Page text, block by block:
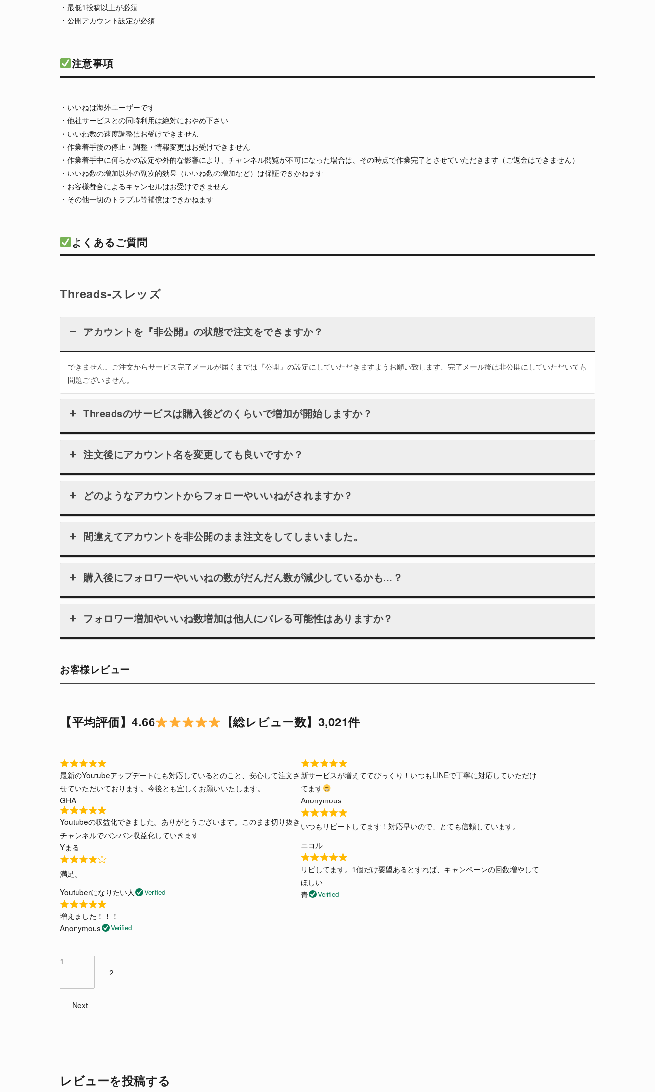
・最低1投稿以上が必須
・公開アカウント設定が必須
注意事項
・いいねは海外ユーザーです
・他社サービスとの同時利用は絶対におやめ下さい
・いいね数の速度調整はお受けできません
・作業着手後の停止・調整・情報変更はお受けできません
・作業着手中に何らかの設定や外的な影響により、チャンネル閲覧が不可になった場合は、その時点で作業完了とさせていただきます（ご返金はできません）
・いいね数の増加以外の副次的効果（いいね数の増加など）は保証できかねます
・お客様都合によるキャンセルはお受けできません
・その他一切のトラブル等補償はできかねます
よくあるご質問
Threads-スレッズ
アカウントを『非公開』の状態で注文をできますか？
できません。ご注文からサービス完了メールが届くまでは『公開』の設定にしていただきますようお願い致します。完了メール後は非公開にしていただいても
問題ございません。
Threadsのサービスは購入後どのくらいで増加が開始しますか？
注文後にアカウント名を変更しても良いですか？
どのようなアカウントからフォローやいいねがされますか？
間違えてアカウントを非公開のまま注文をしてしまいました。
購入後にフォロワーやいいねの数がだんだん数が減少しているかも...？
フォロワー増加やいいね数増加は他人にバレる可能性はありますか？
お客様レビュー
【平均評価】4.66 【総レビュー数】3,021件
R
a
t
d
5
o
t
5
最新のYoutubeアップデートにも対応しているとのこと、安心して注文さ
せていただいております。今後とも宜しくお願いいたします。
GHA
R
a
t
e
d
5
t
o
5
新サービスが増えててびっくり！いつもLINEで丁寧に対応していただけ
てます
Anonymous
R
a
t
d
u
t
o
f
Youtubeの収益化できました。ありがとうございます。このまま切り抜き
チャンネルでバンバン収益化していきます
Yまる
R
a
e
d
5
u
いつもリピートしてます！対応早いので、とても信頼しています。
ニコル
R
e
d
4
o
5
満足。
Youtuberになりたい人
Verified
R
a
e
リピしてます。1個だけ要望あるとすれば、キャンペーンの回数増やして
ほしい
青
Verified
R
a
t
u
o
f
増えました！！！
Anonymous
Verified
Reviews
navigation
Page
1
Page
2
Next
レビューを投稿する